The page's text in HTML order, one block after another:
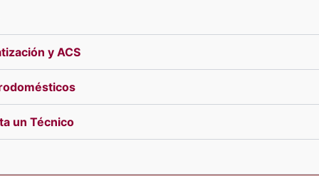
y ACS
un Técnico